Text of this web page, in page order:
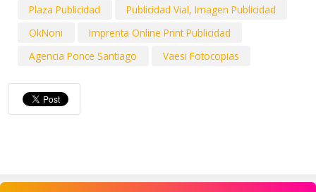
Plaza Publicidad
Publicidad Vial, Imagen Publicidad
OkNoni
Imprenta Online Print Publicidad
Agencia Ponce Santiago
Vaesi Fotocopias